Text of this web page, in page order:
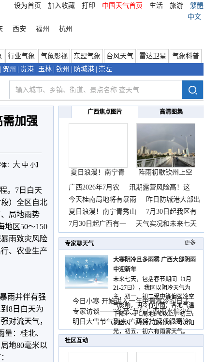
设为首页 加入收藏 打印 中国天气首页 生活 旅游
繁體
中文
西安 福州 杭州
行业气象 气象影视 东盟气象 台风天气 雷达卫星
气象科普
贺州 贵港 玉林 钦州 防城港 崇左
加强
： 大 中 小】
。7日白天
）全区自北
局地雨势
地区50～150
雨致灾风险
、农业生产
雨并伴有强
8日白天为
对流天气，
：桂北、
地80毫米以
广西焦点图片 高清图集
夏日浪漫！南宁青
秀山
阵雨初歇钦州上空
邂逅
广西2026年7月农
汛期露营风险高！这
份
今天桂南局地将有暴雨
昨日防城港大部出
现暴
夏日浪漫！南宁青秀山
7月30日起我区有
持
7月30日起广西有一
天气实况和未来七天
天
专家聊天气 更多
大寒阴冷且多雨雾 广西大部阴雨
中迎新年
未来七天，包括春节期间（1月
21-27日），我区以阴冷天气为
主，初一、初二受中等偏强冷空
气影响，阴冷有小雨，各地气温
下降4～6℃局地8℃以上，初三、
初四天气转好，部分地区可见阳
光，初五、初六有雨雾天气。
今日小寒 开始进入一年中最寒冷的日子
专家访谈——“冬至”节气广西雨水偏少气
温低
明日大雪节气到来 广西将持续低温寒冷
天气
社区互动